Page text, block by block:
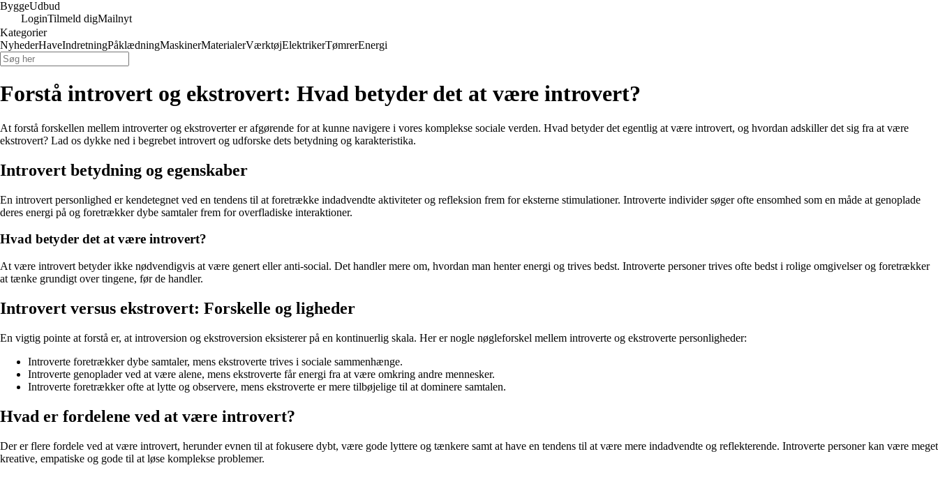
ByggeUdbud
LoginTilmeld digMailnyt
Kategorier
NyhederHaveIndretningPåklædningMaskinerMaterialerVærktøjElektrikerTømrerEnergi
Forstå introvert og ekstrovert: Hvad betyder det at være introvert?
At forstå forskellen mellem introverter og ekstroverter er afgørende for at kunne navigere i vores komplekse sociale verden. Hvad betyder det egentlig at være introvert, og hvordan adskiller det sig fra at være
ekstrovert? Lad os dykke ned i begrebet introvert og udforske dets betydning og karakteristika.
Introvert betydning og egenskaber
En introvert personlighed er kendetegnet ved en tendens til at foretrække indadvendte aktiviteter og refleksion frem for eksterne stimulationer. Introverte individer søger ofte ensomhed som en måde at genoplade
deres energi på og foretrækker dybe samtaler frem for overfladiske interaktioner.
Hvad betyder det at være introvert?
At være introvert betyder ikke nødvendigvis at være genert eller anti-social. Det handler mere om, hvordan man henter energi og trives bedst. Introverte personer trives ofte bedst i rolige omgivelser og foretrækker
at tænke grundigt over tingene, før de handler.
Introvert versus ekstrovert: Forskelle og ligheder
En vigtig pointe at forstå er, at introversion og ekstroversion eksisterer på en kontinuerlig skala. Her er nogle nøgleforskel mellem introverte og ekstroverte personligheder:
Introverte foretrækker dybe samtaler, mens ekstroverte trives i sociale sammenhænge.
Introverte genoplader ved at være alene, mens ekstroverte får energi fra at være omkring andre mennesker.
Introverte foretrækker ofte at lytte og observere, mens ekstroverte er mere tilbøjelige til at dominere samtalen.
Hvad er fordelene ved at være introvert?
Der er flere fordele ved at være introvert, herunder evnen til at fokusere dybt, være gode lyttere og tænkere samt at have en tendens til at være mere indadvendte og reflekterende. Introverte personer kan være meget
kreative, empatiske og gode til at løse komplekse problemer.